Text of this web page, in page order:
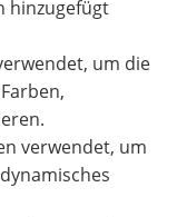
hinzugefügt
um die
verwendet, um